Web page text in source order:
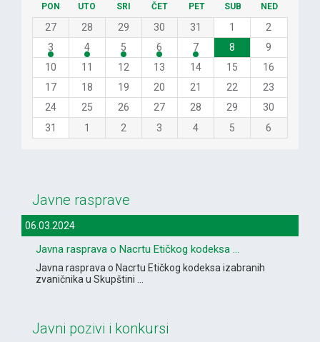
PON UTO SRI ČET PET SUB NED
27 28 29 30 31 1
2
3
4 5 6 7 8
9
10
11 12 13 14 15
16
17
18 19 20 21 22
23
24
25 26 27 28 29
30
31
1 2 3 4 5 6
Javne rasprave
06.03.2024
Javna rasprava o Nacrtu Etičkog kodeksa ...
Javna rasprava o Nacrtu Etičkog kodeksa izabranih
zvaničnika u Skupštini ...
Javni pozivi i konkursi